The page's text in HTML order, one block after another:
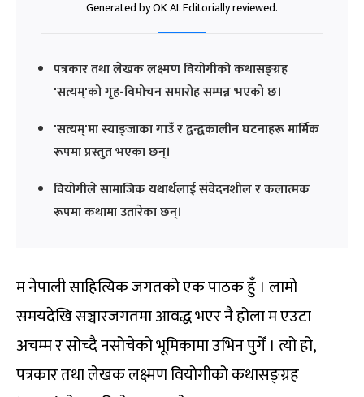
Generated by OK AI. Editorially reviewed.
पत्रकार तथा लेखक लक्ष्मण वियोगीको कथासङ्ग्रह
'सत्यम्'को गृह-विमोचन समारोह सम्पन्न भएको छ।
'सत्यम्'मा स्याङ्जाका गाउँ र द्वन्द्वकालीन घटनाहरू मार्मिक
रूपमा प्रस्तुत भएका छन्।
वियोगीले सामाजिक यथार्थलाई संवेदनशील र कलात्मक
रूपमा कथामा उतारेका छन्।
म नेपाली साहित्यिक जगतको एक पाठक हुँ । लामो
समयदेखि सञ्चारजगतमा आवद्ध भएर नै होला म एउटा
अचम्म र सोच्दै नसोचेको भूमिकामा उभिन पुगेँ । त्यो हो,
पत्रकार तथा लेखक लक्ष्मण वियोगीको कथासङ्ग्रह